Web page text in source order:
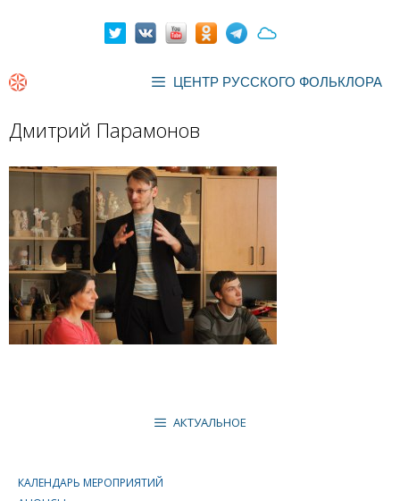
ЦЕНТР РУССКОГО ФОЛЬКЛОРА
Дмитрий Парамонов
АКТУАЛЬНОЕ
КАЛЕНДАРЬ МЕРОПРИЯТИЙ